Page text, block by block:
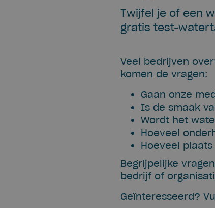
Twijfel je of een
gratis test-
Veel bedrijven
komen de vragen:
Gaan onze
Is de smaak
Wordt het
Hoeveel
Hoeveel
Begrijpelijke
bedrijf of
Geïnteresseerd?